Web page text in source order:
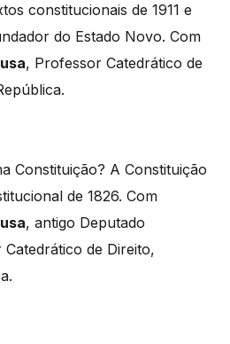
constitucionais de 1911 e
do Estado Novo. Com
, Professor Catedrático de
Constituição? A Constituição
de 1826. Com
, antigo Deputado
de Direito,